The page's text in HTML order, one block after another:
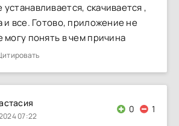
скачивается ,
и все. Готово, приложение не
могу понять в чем причина
07:22
0 1